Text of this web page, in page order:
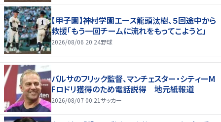
【甲子園】神村学園エース龍頭汰樹、５回途中から
救援「もう一回チームに流れをもってこようと」
2026/08/06 20:24野球
バルサのフリック監督、マンチェスター・シティーM
Fロドリ獲得のため電話説得 地元紙報道
2026/08/07 00:21サッカー